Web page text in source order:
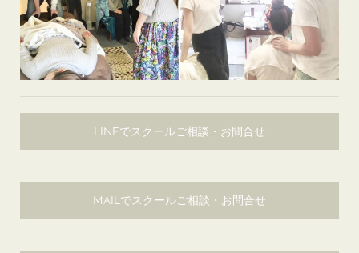
LINEでスクールご相談・お問合せ
MAILでスクールご相談・お問合せ